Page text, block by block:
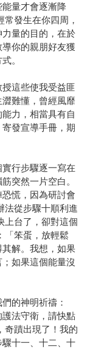
量才會逐漸降
發生在你四周，
量的目的，在於
你的親朋好友獲
。
這些使我受益匪
難懂，曾經風靡
力，相當具有自
發宣導手冊，期
行步驟逐一寫在
突然一片空白。
慌，因為研討會
法從步驟十順利進
上台了，卻對這個
「笨蛋，放輕鬆
解。我想，如果
如果這個能量沒
的神明祈禱：
護法守衛，請快點
奇蹟出現了！我的
十一、十二、十